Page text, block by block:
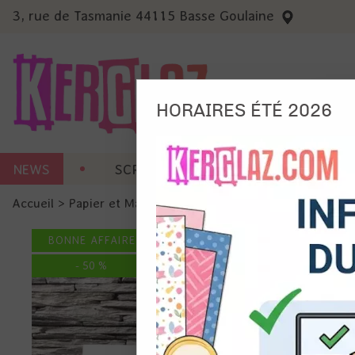
3, rue de Tasmanie 44115 Basse Goulaine
NEWS SCRAP CARTERIE MACHINES
Accueil > Papier et Matière Papier scrap imprimé >
BONNE AFFAIRE
- 50 %
Ils
et du
précises
Si vous
de la
HORAIRES ÉTÉ 2026